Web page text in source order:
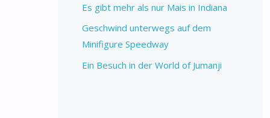
Es gibt mehr als nur Mais in Indiana
Geschwind unterwegs auf dem
Minifigure Speedway
Ein Besuch in der World of Jumanji